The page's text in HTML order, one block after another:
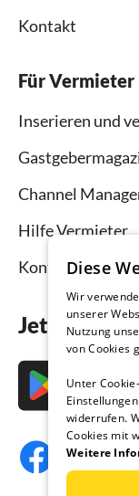
Kontakt
Für Vermieter
Inserieren und
Channel
Hilfe Vermieter
Kontakt
Jetzt die
Diese
Wir
unserer
Nutzung
von Cookies
Unter
widerrufen.
Cookies mit
Weitere